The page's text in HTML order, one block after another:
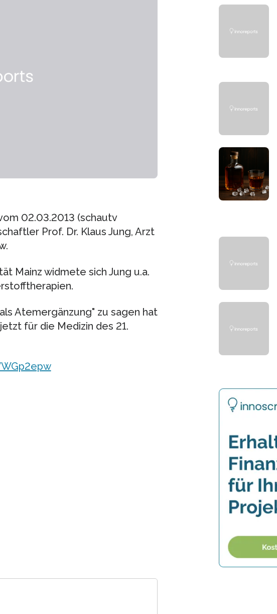
02.03.2013 (schautv
Prof. Dr. Klaus Jung, Arzt
Mainz widmete sich Jung u.a.
Atemergänzung" zu sagen hat
für die Medizin des 21.